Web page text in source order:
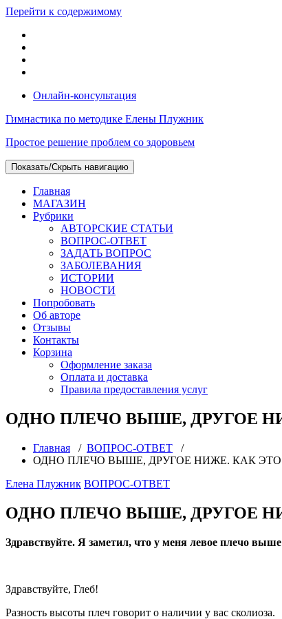
Перейти к содержимому
Онлайн-консультация
Гимнастика по методике Елены Плужник
Простое решение проблем со здоровьем
Показать/Скрыть навигацию
Главная
МАГАЗИН
Рубрики
АВТОРСКИЕ СТАТЬИ
ВОПРОС-ОТВЕТ
ЗАДАТЬ ВОПРОС
ЗАБОЛЕВАНИЯ
ИСТОРИИ
НОВОСТИ
Попробовать
Об авторе
Отзывы
Контакты
Корзина
Оформление заказа
Оплата и доставка
Правила предоставления услуг
ОДНО ПЛЕЧО ВЫШЕ, ДРУГОЕ
Главная / ВОПРОС-ОТВЕТ /
ОДНО ПЛЕЧО ВЫШЕ, ДРУГОЕ НИЖЕ. КАК ЭТО
Елена Плужник ВОПРОС-ОТВЕТ
ОДНО ПЛЕЧО ВЫШЕ, ДРУГОЕ
Здравствуйте. Я заметил, что у меня левое плечо
Здравствуйте, Глеб!
Разность высоты плеч говорит о наличии у вас сколиоза.